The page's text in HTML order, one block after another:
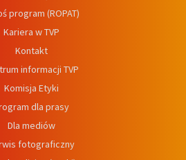
program (ROPAT)
Kariera w TVP
Kontakt
informacji TVP
Komisja Etyki
dla prasy
Dla mediów
fotograficzny